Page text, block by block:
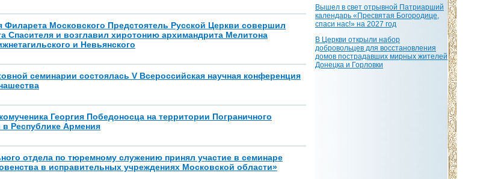
Филарета Московского Предстоятель Русской Церкви совершил
Спасителя и возглавил хиротонию архимандрита Мелитона
и Невьянского
семинарии состоялась V Всероссийская научная конференция
Георгия Победоносца на территории Пограничного
Республике Армения
отдела по тюремному служению принял участие в семинаре
в исправительных учреждениях Московской области»
Вышел в свет отрывной Патриарший
календарь «Пресвятая Богородице,
спаси нас!» на 2027 год
В Церкви открыли набор
добровольцев для восстановления
домов пострадавших мирных жителей
Донецка и Горловки